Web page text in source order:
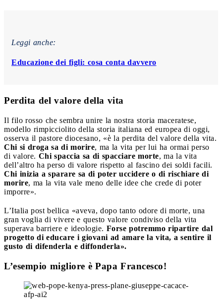
Leggi anche:
Educazione dei figli: cosa conta davvero
Perdita del valore della vita
Il filo rosso che sembra unire la nostra storia maceratese,
modello rimpicciolito della storia italiana ed europea di oggi,
osserva il pastore diocesano, «è la perdita del valore della vita.
Chi si droga sa di morire, ma la vita per lui ha ormai perso
di valore. Chi spaccia sa di spacciare morte, ma la vita
dell’altro ha perso di valore rispetto al fascino dei soldi facili.
Chi inizia a sparare sa di poter uccidere o di rischiare di
morire, ma la vita vale meno delle idee che crede di poter
imporre».
L’Italia post bellica «aveva, dopo tanto odore di morte, una
gran voglia di vivere e questo valore condiviso della vita
superava barriere e ideologie. Forse potremmo ripartire dal
progetto di educare i giovani ad amare la vita, a sentire il
gusto di difenderla e diffonderla».
L’esempio migliore è Papa Francesco!